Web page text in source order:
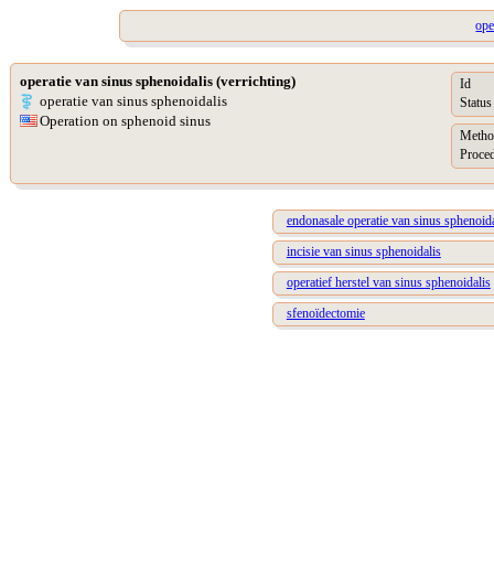
operatie van sinus sphenoidalis (verrichting)
operatie van sinus sphenoidalis
Operation on sphenoid sinus
Id
Status
endonasale operatie van sinus
incisie van sinus sphenoidalis
operatief herstel van sinus sphenoidalis
sfenoïdectomie